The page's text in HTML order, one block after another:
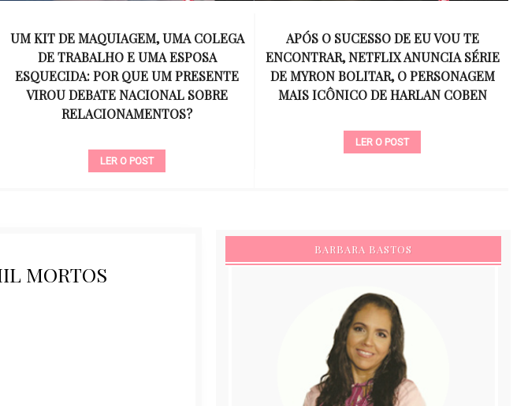
APÓS O SUCESSO DE EU VOU TE
ENCONTRAR, NETFLIX ANUNCIA SÉRIE
DE MYRON BOLITAR, O PERSONAGEM
MAIS ICÔNICO DE HARLAN COBEN
15 ANOS SEM AMY WINEHOUSE: A VOZ
INESQUECÍVEL QUE REVOLUCIONOU A
MÚSICA E SE TORNOU UM SÍMBOLO
DE UMA GERAÇÃO
LER O POST
MORTOS
BARBARA BASTOS